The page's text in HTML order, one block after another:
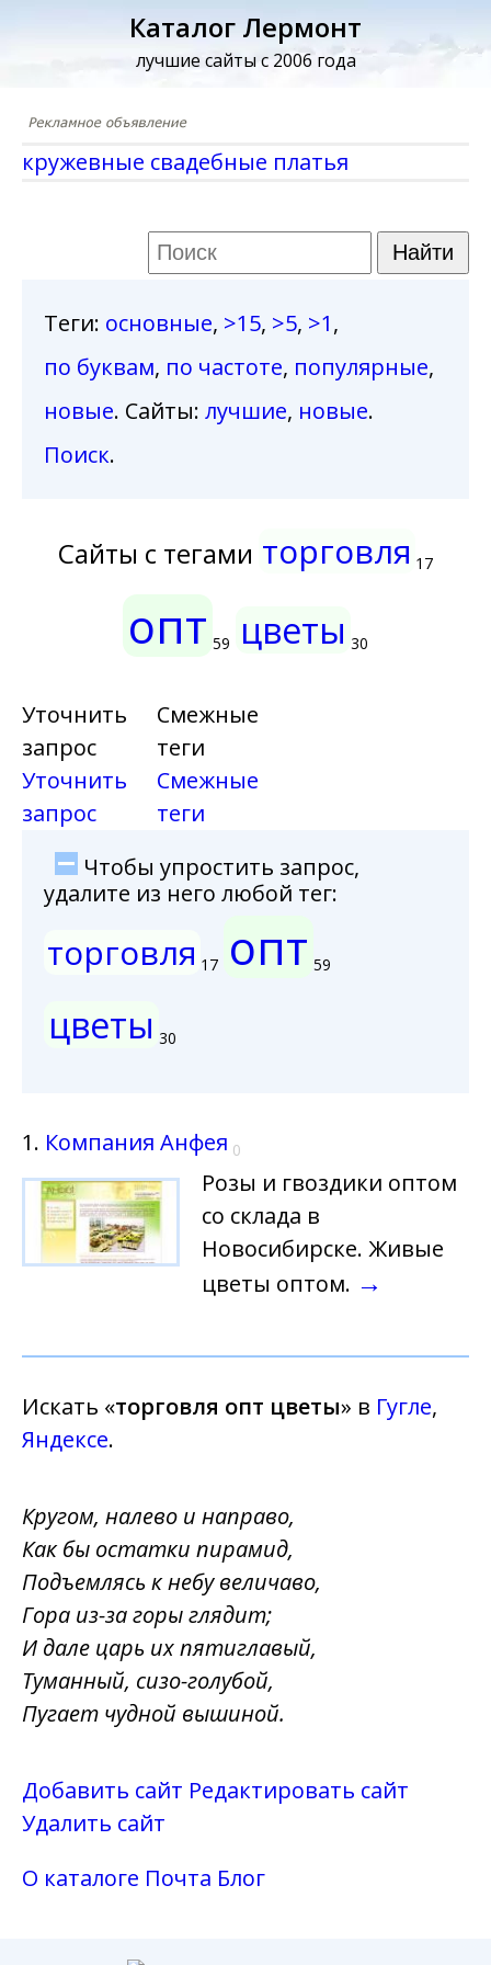
Каталог Лермонт
лучшие сайты с 2006 года
кружевные свадебные платья
Теги: основные, >15, >5, >1,
по буквам, по частоте, популярные,
новые. Сайты: лучшие, новые.
Поиск.
Сайты с тегами торговля 17
опт 59 цветы 30
Уточнить
запрос
Уточнить
запрос
Смежные
теги
Смежные
теги
Чтобы упростить запрос,
удалите из него любой тег:
торговля 17 опт 59
цветы 30
1. Компания Анфея 0
Розы и гвоздики оптом
со склада в
Новосибирске. Живые
цветы оптом. →
Искать «торговля опт цветы» в Гугле,
Яндексе.
Кругом, налево и направо,
Как бы остатки пирамид,
Подъемлясь к небу величаво,
Гора из-за горы глядит;
И дале царь их пятиглавый,
Туманный, сизо-голубой,
Пугает чудной вышиной.
Добавить сайт Редактировать сайт
Удалить сайт
О каталоге Почта Блог